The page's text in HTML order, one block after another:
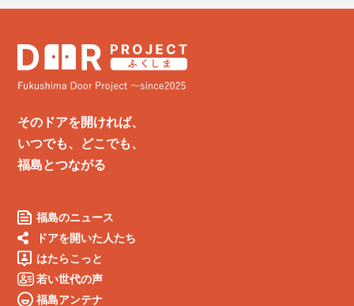
そのドアを開ければ、
いつでも、どこでも、
福島とつながる
福島のニュース
ドアを開いた人たち
はたらこっと
若い世代の声
福島アンテナ